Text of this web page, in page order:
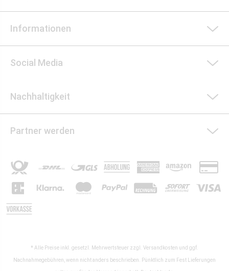
Informationen
Social Media
Nachhaltigkeit
Partner werden
* Alle Preise inkl. gesetzl. Mehrwertsteuer zzgl. Versandkosten und ggf.
Nachnahmegebühren, wenn nicht anders beschrieben. Pünktlich zum Fest Lieferungen